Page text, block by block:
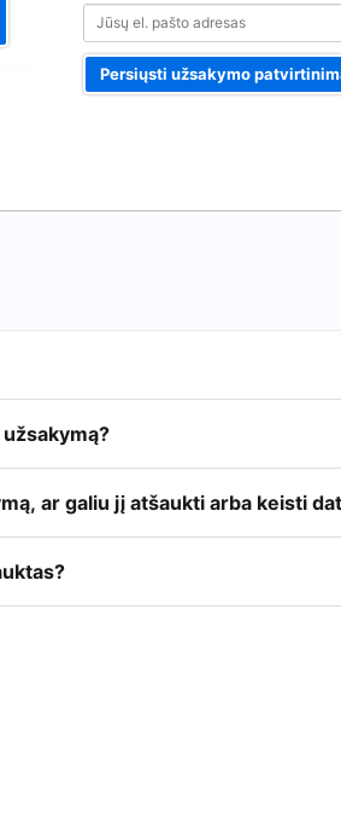
Persiųsti užsakymo
ar galiu jį atšaukti arba keisti